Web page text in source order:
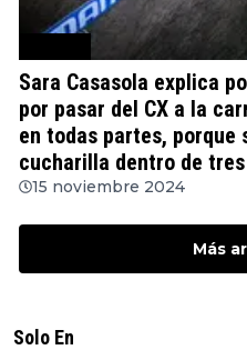
Sara Casasola explica
por pasar del CX a la
en todas partes, porque
cucharilla dentro de
15 noviembre 2024
Más
Solo En